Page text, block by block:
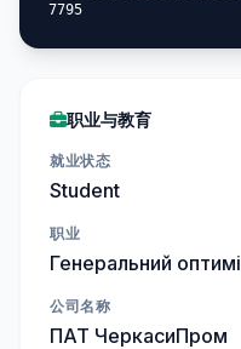
7795
职业与教育
就业状态
Student
职业
Генеральний
公司名称
ПАТ ЧеркасиПром